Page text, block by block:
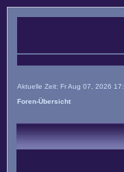
Aktuelle Zeit: Fr Aug 07, 2026
Foren-Übersicht